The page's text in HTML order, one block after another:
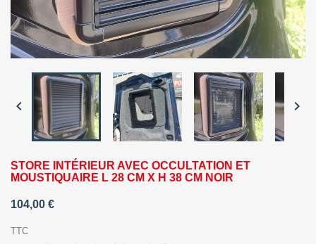
 
STORE INTÉRIEUR AVEC OCCULTATION ET
MOUSTIQUAIRE L 28 CM X H 38 CM NOIR
104,00 €
TTC